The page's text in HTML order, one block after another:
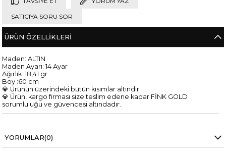
SATICIYA SORU SOR
ÜRÜN ÖZELLIKLERI
Maden: ALTIN
Maden Ayarı: 14 Ayar
Ağırlık: 18,41 gr
Boy :60 cm
💎 Ürünün üzerindeki bütün kısımlar altındır.
💎 Ürün, kargo firması size teslim edene kadar FİNK GOLD
sorumluluğu ve güvencesi altındadır.
YORUMLAR(0)